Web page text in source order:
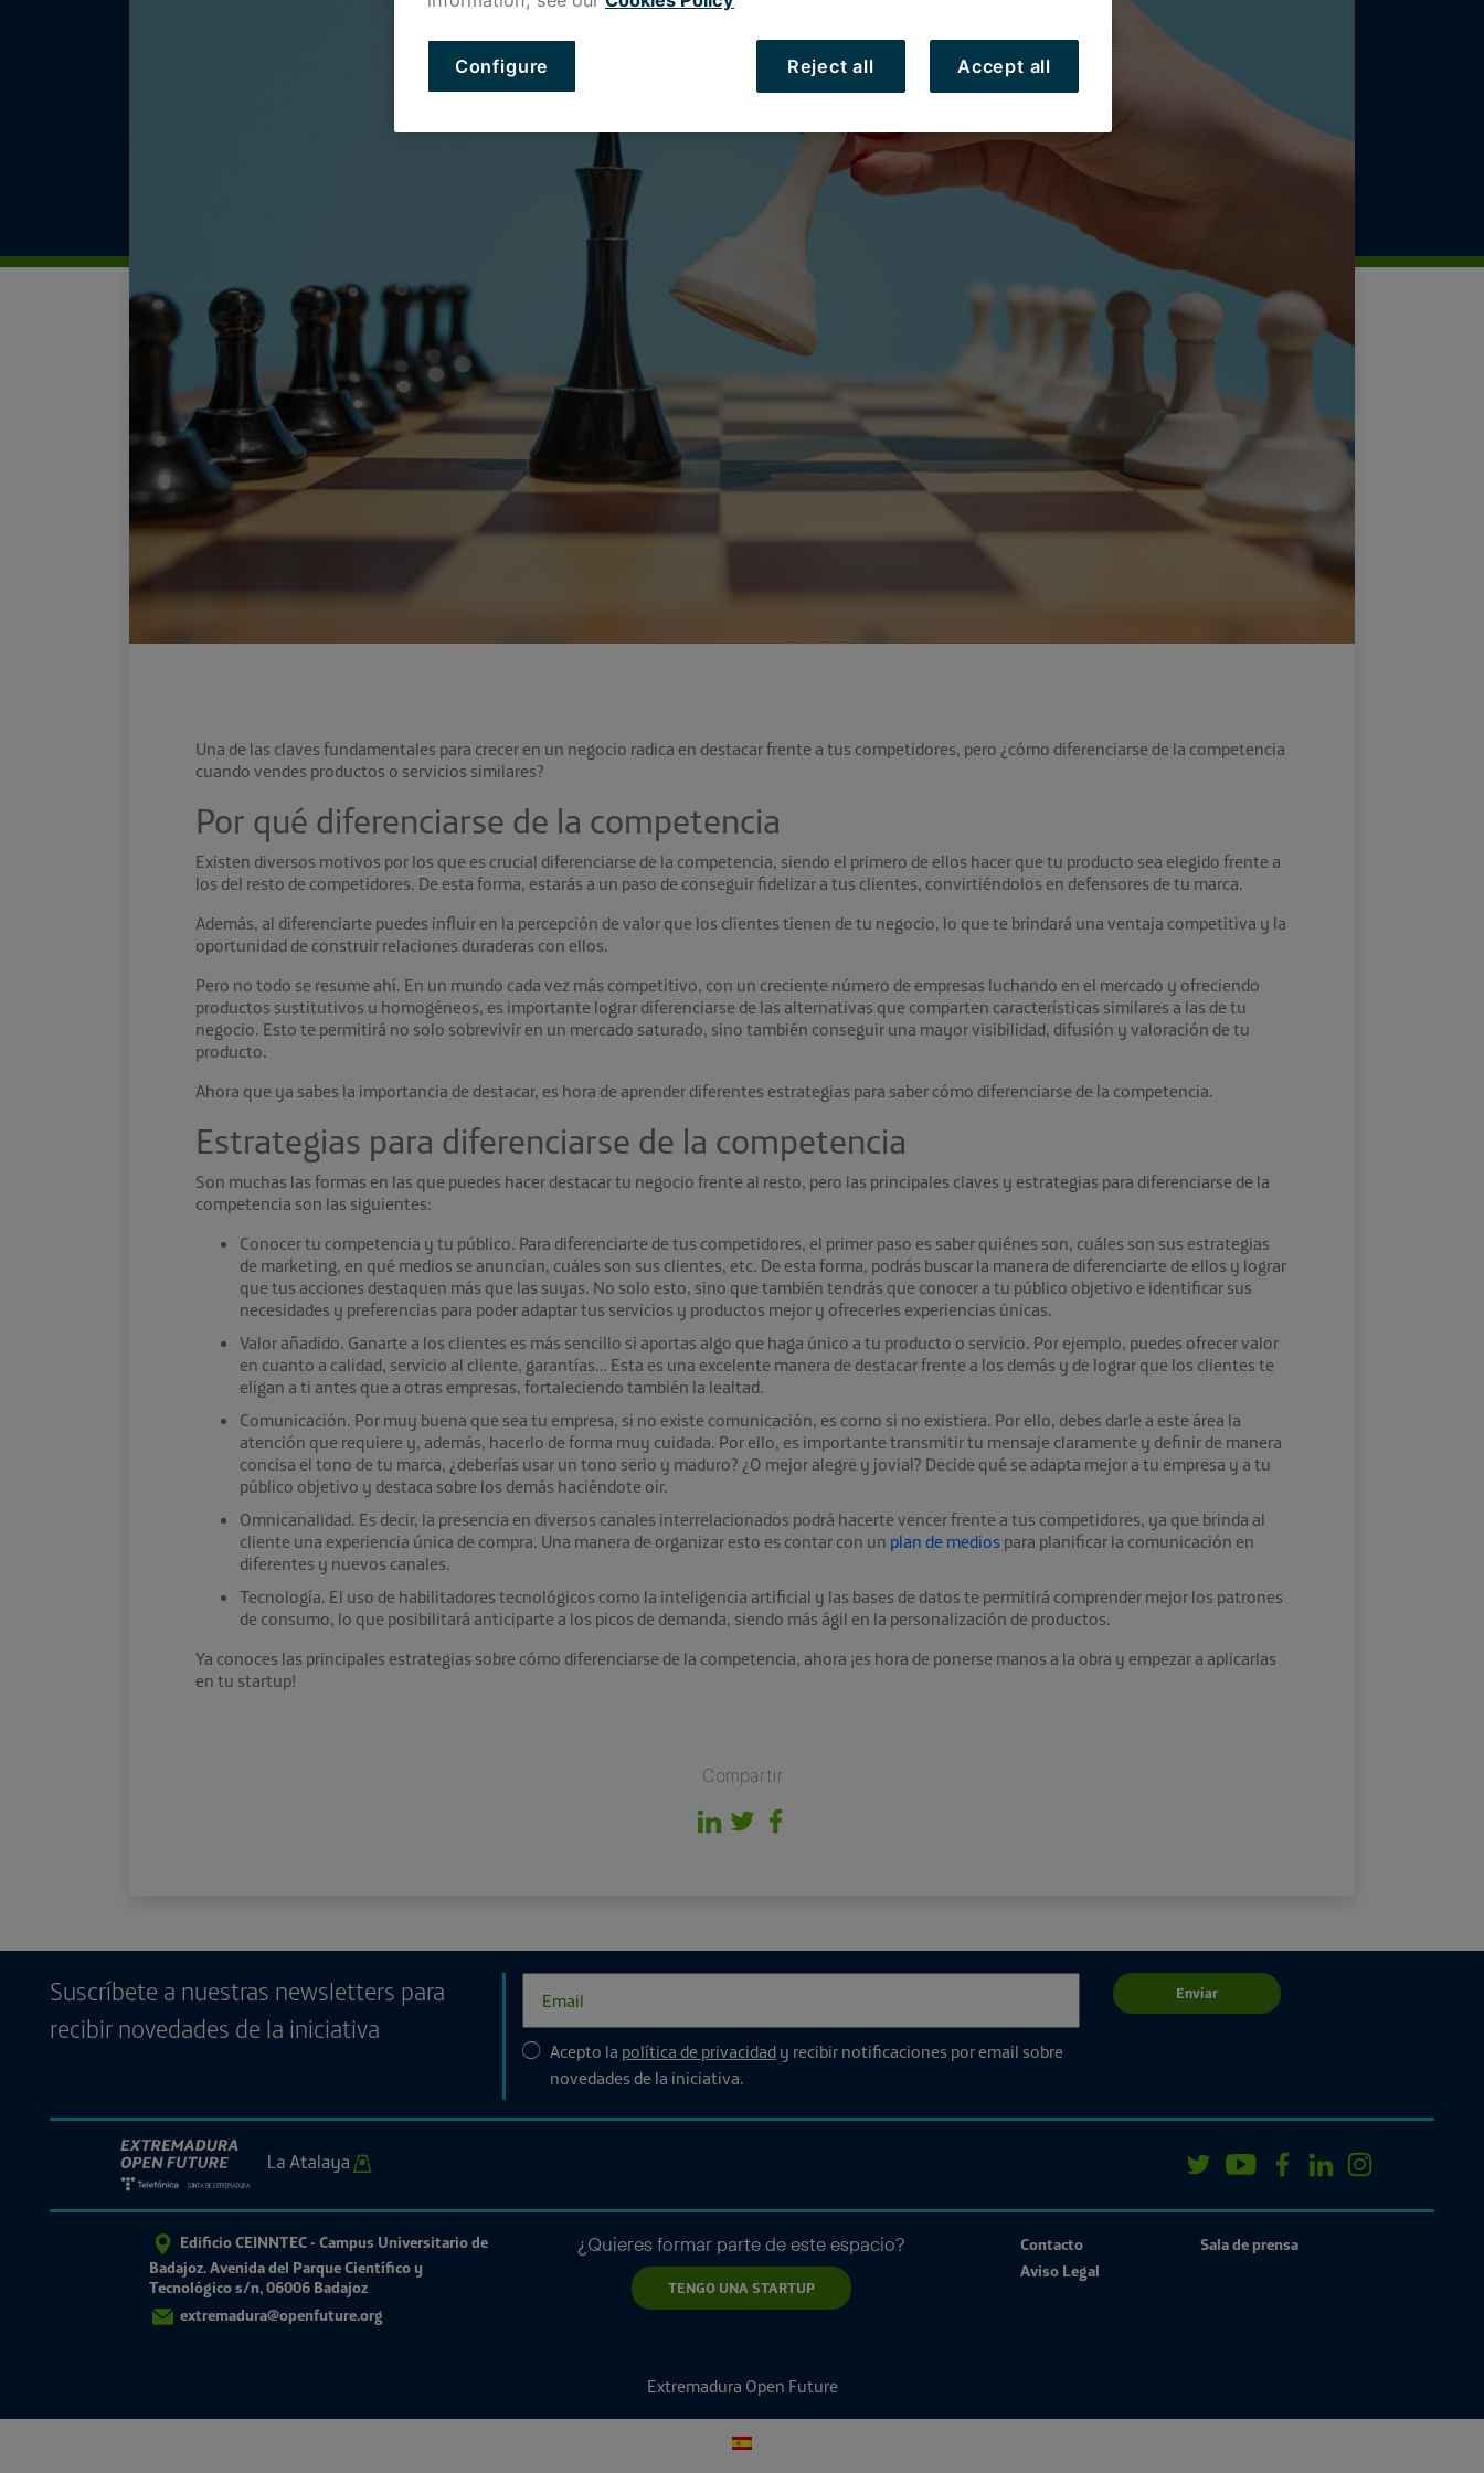
Una de las claves fundamentales para crecer en un negocio radica en destacar frente a tus competidores, pero ¿cómo diferenciarse de la competencia
cuando vendes productos o servicios similares?
Por qué diferenciarse de la competencia
Existen diversos motivos por los que es crucial diferenciarse de la competencia, siendo el primero de ellos hacer que tu producto sea elegido frente a
los del resto de competidores. De esta forma, estarás a un paso de conseguir fidelizar a tus clientes, convirtiéndolos en defensores de tu marca.
Además, al diferenciarte puedes influir en la percepción de valor que los clientes tienen de tu negocio, lo que te brindará una ventaja competitiva y la
oportunidad de construir relaciones duraderas con ellos.
Pero no todo se resume ahí. En un mundo cada vez más competitivo, con un creciente número de empresas luchando en el mercado y ofreciendo
productos sustitutivos u homogéneos, es importante lograr diferenciarse de las alternativas que comparten características similares a las de tu
negocio. Esto te permitirá no solo sobrevivir en un mercado saturado, sino también conseguir una mayor visibilidad, difusión y valoración de tu
producto.
Ahora que ya sabes la importancia de destacar, es hora de aprender diferentes estrategias para saber cómo diferenciarse de la competencia.
Estrategias para diferenciarse de la competencia
Son muchas las formas en las que puedes hacer destacar tu negocio frente al resto, pero las principales claves y estrategias para diferenciarse de la
competencia son las siguientes:
Conocer tu competencia y tu público. Para diferenciarte de tus competidores, el primer paso es saber quiénes son, cuáles son sus estrategias
de marketing, en qué medios se anuncian, cuáles son sus clientes, etc. De esta forma, podrás buscar la manera de diferenciarte de ellos y lograr
que tus acciones destaquen más que las suyas. No solo esto, sino que también tendrás que conocer a tu público objetivo e identificar sus
necesidades y preferencias para poder adaptar tus servicios y productos mejor y ofrecerles experiencias únicas.
Valor añadido. Ganarte a los clientes es más sencillo si aportas algo que haga único a tu producto o servicio. Por ejemplo, puedes ofrecer valor
en cuanto a calidad, servicio al cliente, garantías… Esta es una excelente manera de destacar frente a los demás y de lograr que los clientes te
eligan a ti antes que a otras empresas, fortaleciendo también la lealtad.
Comunicación. Por muy buena que sea tu empresa, si no existe comunicación, es como si no existiera. Por ello, debes darle a este área la
atención que requiere y, además, hacerlo de forma muy cuidada. Por ello, es importante transmitir tu mensaje claramente y definir de manera
concisa el tono de tu marca, ¿deberías usar un tono serio y maduro? ¿O mejor alegre y jovial? Decide qué se adapta mejor a tu empresa y a tu
público objetivo y destaca sobre los demás haciéndote oir.
Omnicanalidad. Es decir, la presencia en diversos canales interrelacionados podrá hacerte vencer frente a tus competidores, ya que brinda al
cliente una experiencia única de compra. Una manera de organizar esto es contar con un plan de medios para planificar la comunicación en
diferentes y nuevos canales.
Tecnología. El uso de habilitadores tecnológicos como la inteligencia artificial y las bases de datos te permitirá comprender mejor los patrones
de consumo, lo que posibilitará anticiparte a los picos de demanda, siendo más ágil en la personalización de productos.
Ya conoces las principales estrategias sobre cómo diferenciarse de la competencia, ahora ¡es hora de ponerse manos a la obra y empezar a aplicarlas
en tu startup!
Compartir
Suscríbete a nuestras newsletters para
recibir novedades de la iniciativa
Acepto la política de privacidad y recibir notificaciones por email sobre
novedades de la iniciativa.
Enviar
Edificio CEINNTEC - Campus Universitario de
Badajoz. Avenida del Parque Científico y
Tecnológico s/n, 06006 Badajoz
extremadura@openfuture.org
¿Quieres formar parte de este espacio?
TENGO UNA STARTUP
Contacto
Sala de prensa
Aviso Legal
Extremadura Open Future
Reject all Accept all
Configure